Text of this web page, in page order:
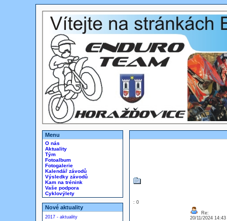
Menu
O nás
Aktuality
Tým
Fotoalbum
Fotogalerie
Kalendář závodů
Výsledky závodů
Kam na trénink
Vaše podpora
Cyklovýlety
Nové aktuality
2017 - aktuality
: 0
Re:
20/11/2024